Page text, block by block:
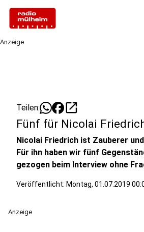
Anzeige
Teilen: open_in_new
Fünf für Nicolai
Nicolai Friedrich ist Zauberer
Für ihn haben wir fünf
gezogen beim Interview ohne
Veröffentlicht: Montag, 01.07.2019
Anzeige